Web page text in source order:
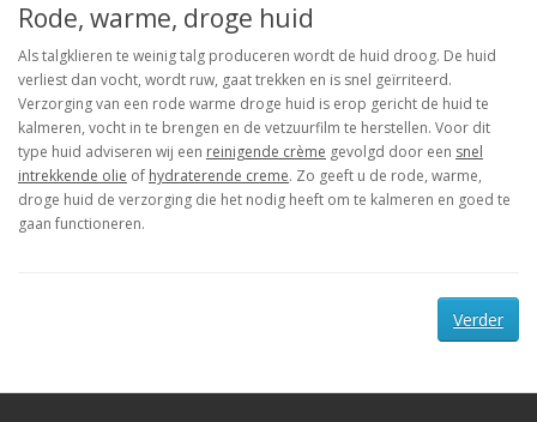
Rode, warme, droge huid
Als talgklieren te weinig talg produceren wordt de huid droog. De huid
verliest dan vocht, wordt ruw, gaat trekken en is snel geïrriteerd.
Verzorging van een rode warme droge huid is erop gericht de huid te
kalmeren, vocht in te brengen en de vetzuurfilm te herstellen. Voor dit
type huid adviseren wij een reinigende crème gevolgd door een snel
intrekkende olie of hydraterende creme. Zo geeft u de rode, warme,
droge huid de verzorging die het nodig heeft om te kalmeren en goed te
gaan functioneren.
Verder